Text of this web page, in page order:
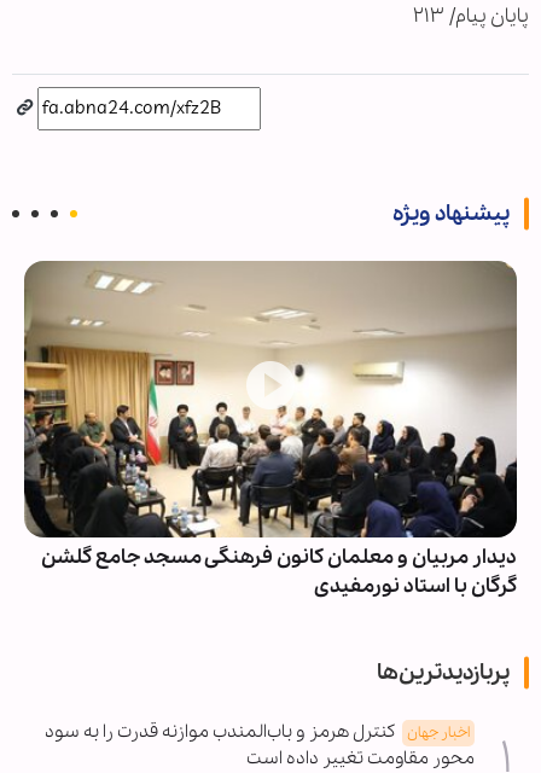
پايان پيام/ ۲۱۳
پیشنهاد ویژه
دیدار مربیان و معلمان کانون فرهنگی مسجد جامع گلشن
گرگان با استاد نورمفیدی
پربازدیدترین‌ها
اخبار جهان کنترل هرمز و باب‌المندب موازنه قدرت را به سود
محور مقاومت تغییر داده است